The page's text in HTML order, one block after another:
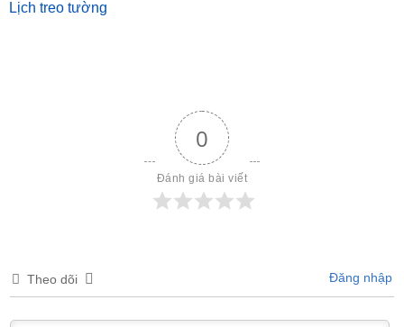
Lịch treo tường
0
Đánh giá bài viết
Theo dõi Đăng nhập